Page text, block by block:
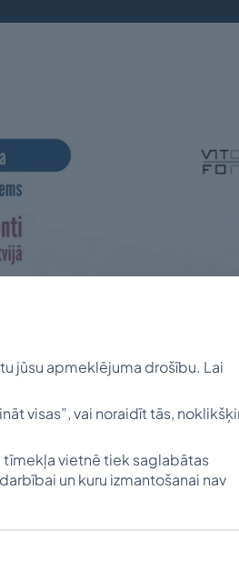
jūsu apmeklējuma drošību. Lai
visas”, vai noraidīt tās,
tīmekļa vietnē tiek saglabātas
un kuru izmantošanai nav